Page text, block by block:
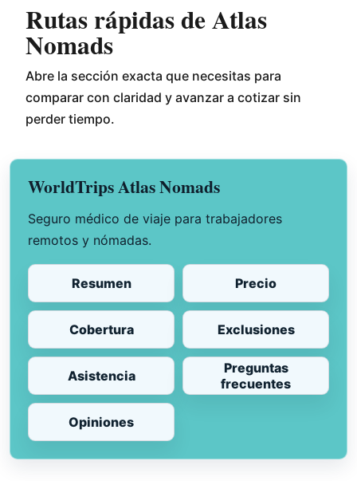
Rutas rápidas de Atlas
Nomads
Abre la sección exacta que necesitas para
comparar con claridad y avanzar a cotizar sin
perder tiempo.
WorldTrips Atlas Nomads
Seguro médico de viaje para trabajadores
remotos y nómadas.
Resumen Precio
Cobertura Exclusiones
Asistencia
Preguntas
frecuentes
Opiniones